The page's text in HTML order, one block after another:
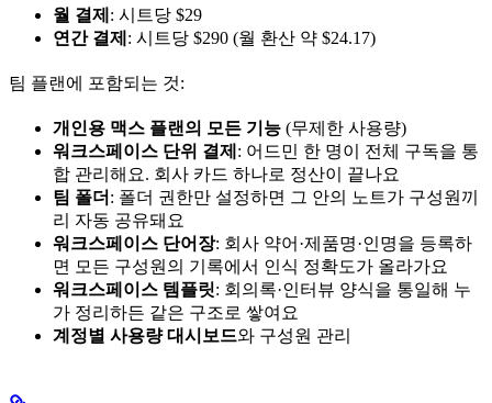
월 결제 : 시트당 $29
연간 결제 : 시트당 $290 (월 환산 약 $24.17)
팀 플랜에 포함되는 것:
개인용 맥스 플랜의 모든 기능 (무제한 사용량)
워크스페이스 단위 결제 : 어드민 한 명이 전체 구독을 통
합 관리해요. 회사 카드 하나로 정산이 끝나요
팀 폴더 : 폴더 권한만 설정하면 그 안의 노트가 구성원끼
리 자동 공유돼요
워크스페이스 단어장: 회사 약어·제품명·인명을 등록하
면 모든 구성원의 기록에서 인식 정확도가 올라가요
워크스페이스 템플릿: 회의록·인터뷰 양식을 통일해 누
가 정리하든 같은 구조로 쌓여요
계정별 사용량 대시보드와 구성원 관리